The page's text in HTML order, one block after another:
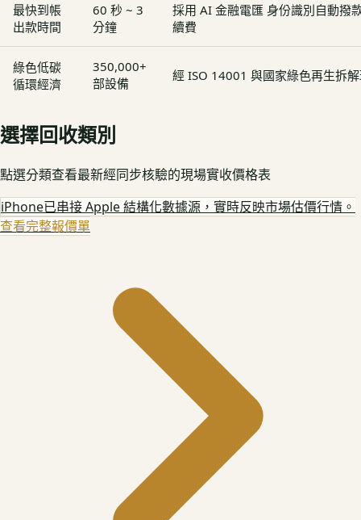
最快到帳
出款時間
60 秒 ~ 3
分鐘
採用 AI 金融電匯 身份識別自動撥
續費
綠色低碳
循環經濟
350,000+
部設備
經 ISO 14001 與國家綠色再生拆
選擇回收類別
點選分類查看最新經同步核驗的現場實收價格表
iPhone已串接 Apple 結構化數據源，實時反映市場估價行情。
查看完整報價單